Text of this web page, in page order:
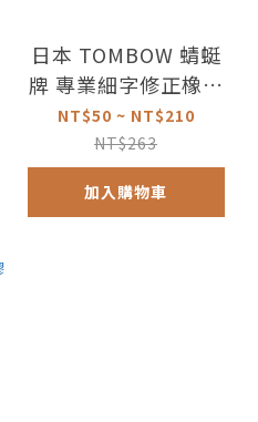
日本 TOMBOW 蜻蜓
牌 專業細字修正橡皮
擦 補充替芯
NT$50 ~ NT$210
NT$263
加入購物車